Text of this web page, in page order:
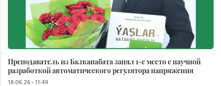
Преподаватель из Балканабата занял 1-е место с научной
разработкой автоматического регулятора напряжения
18.06.26 - 11:49